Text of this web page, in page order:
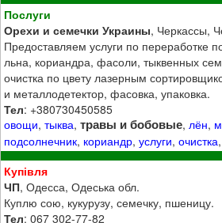
Послуги
Орехи и семечки Украины, Черкассы,
Предоставляем услуги по переработке
льна, кориандра, фасоли, тыквенных
очистка по цвету лазерным
и металлодетектор, фасовка, упаковка.
Тел: +380730450585
овощи,тыква,травы и бобовые,лён,
подсолнечник, кориандр,услуги,очистка,
Купівля
ЧП, Одесса, Одеська обл.
Куплю сою, кукурузу, семечку, пшеницу.
Тел: 067 302-77-82